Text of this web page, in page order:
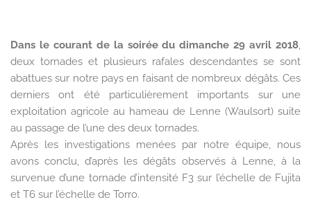
Dans le courant de la soirée du dimanche 29 avril 2018,
deux tornades et plusieurs rafales descendantes se sont
abattues sur notre pays en faisant de nombreux dégâts. Ces
derniers ont été particulièrement importants sur une
exploitation agricole au hameau de Lenne (Waulsort) suite
au passage de l’une des deux tornades.
Après les investigations menées par notre équipe, nous
avons conclu, d’après les dégâts observés à Lenne, à la
survenue d’une tornade d’intensité F3 sur l’échelle de Fujita
et T6 sur l’échelle de Torro.